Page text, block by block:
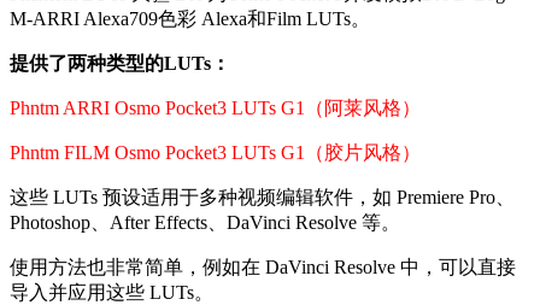
M-ARRI Alexa709色彩 Alexa和Film LUTs。
提供了两种类型的LUTs：
Phntm ARRI Osmo Pocket3 LUTs G1（阿莱风格）
Phntm FILM Osmo Pocket3 LUTs G1（胶片风格）
这些 LUTs 预设适用于多种视频编辑软件，如 Premiere Pro、
Photoshop、After Effects、DaVinci Resolve 等。
使用方法也非常简单，例如在 DaVinci Resolve 中，可以直接
导入并应用这些 LUTs。